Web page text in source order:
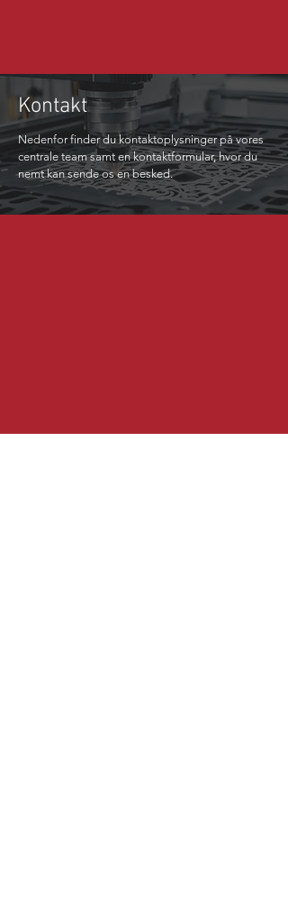
Kontakt
Nedenfor finder du kontaktoplysninger på vores
centrale team samt en kontaktformular, hvor du
nemt kan sende os en besked.